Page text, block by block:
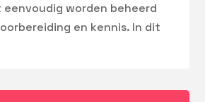
worden beheerd
en kennis. In dit